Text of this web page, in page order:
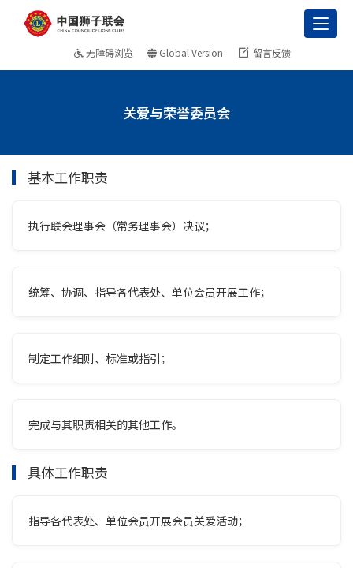
无障碍浏览 Global Version 留言反馈
关爱与荣誉委员会
基本工作职责
执行联会理事会（常务理事会）决议；
统筹、协调、指导各代表处、单位会员开展工作；
制定工作细则、标准或指引；
完成与其职责相关的其他工作。
具体工作职责
指导各代表处、单位会员开展会员关爱活动；